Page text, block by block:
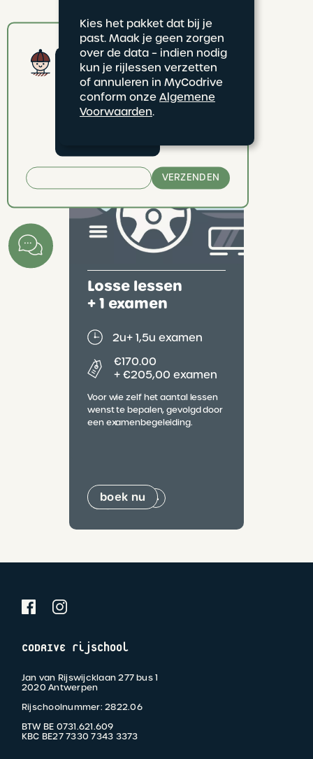
Kies het pakket dat bij je
past. Maak je geen zorgen
over de data – indien nodig
kun je rijlessen verzetten
of annuleren in MyCodrive
conform onzeAlgemene
Voorwaarden.
Kies dan deze formule! Vlak
voor je rijexamen warmen we je
nog wat op in het
examengebied, en dan is het
zover!
boek nu
Losse lessen
+ 1 examen
2u+ 1,5u examen
€170.00
+ €205,00 examen
Voor wie zelf het aantal lessen
wenst te bepalen, gevolgd door
een examenbegeleiding.
+ -
boek nu
Otto:
Hallo! Mijn naam is
Otto en ik ben je
AI-assistent. Ik
help je graag met
VERZENDEN
CODRIVE rijschool
Jan van Rijswijcklaan 277 bus 1
2020 Antwerpen
Rijschoolnummer: 2822.06
BTW BE 0731.621.609
KBC BE27 7330 7343 3373